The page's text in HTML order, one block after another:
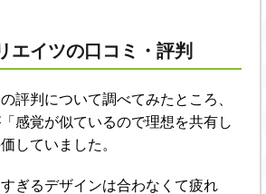
エイツの口コミ・評判
評判について調べてみたところ、
感覚が似ているので理想を共有し
していました。
ぎるデザインは合わなくて疲れ